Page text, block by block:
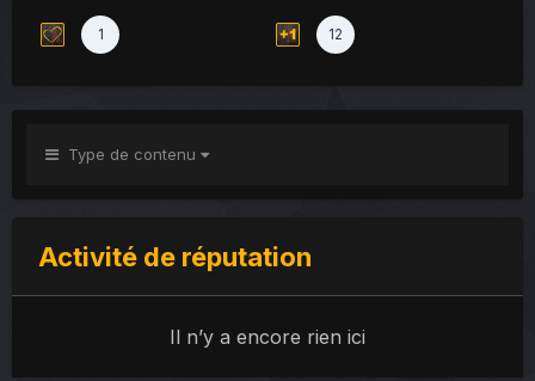
1 12
Type de contenu
Activité de réputation
Il n’y a encore rien ici